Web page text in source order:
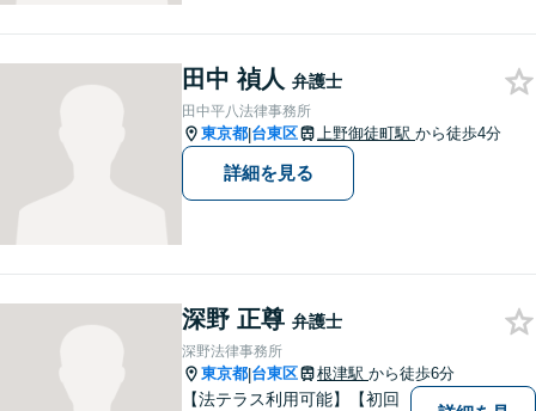
で、お気軽にお声がけくださ
い。1つ1つの問題に真摯に向
き合ってまいります。
田中 禎人 弁護士
田中平八法律事務所
東京都|台東区 上野御徒町駅 から徒歩4分
詳細を見る
深野 正尊 弁護士
深野法律事務所
東京都|台東区 根津駅 から徒歩6分
【法テラス利用可能】【初回